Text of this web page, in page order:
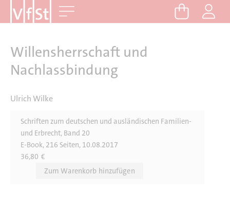
Willensherrschaft und
Nachlassbindung
Ulrich Wilke
Schriften zum deutschen und ausländischen Familien-
und Erbrecht, Band 20
E-Book, 216 Seiten, 10.08.2017
36,80 €